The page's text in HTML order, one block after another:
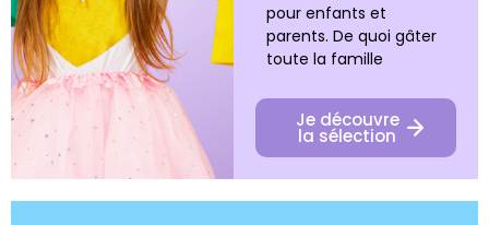
pour enfants et
parents. De quoi gâter
toute la famille
Je découvre
la sélection